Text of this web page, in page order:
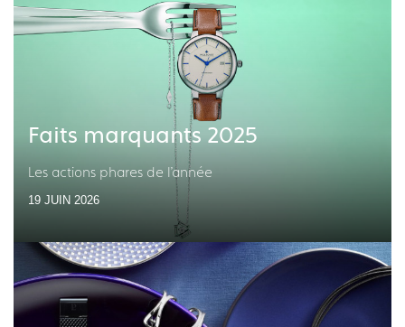
Faits marquants 2025
Les actions phares de l'année
19 JUIN 2026